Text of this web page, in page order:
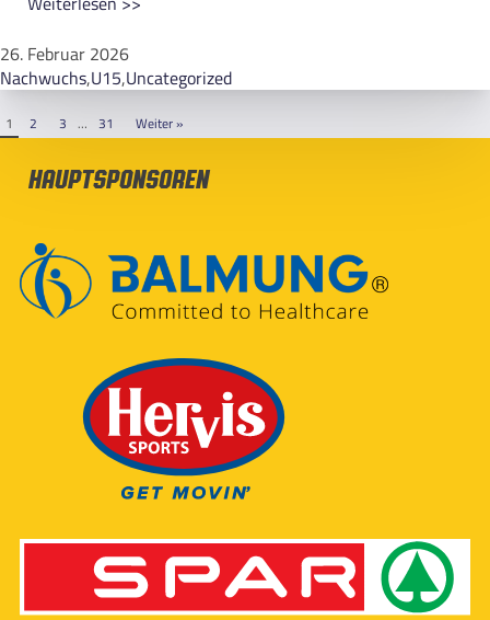
26. Februar 2026
Nachwuchs,U15,Uncategorized
1 2 3 … 31 Weiter »
Hauptsponsoren